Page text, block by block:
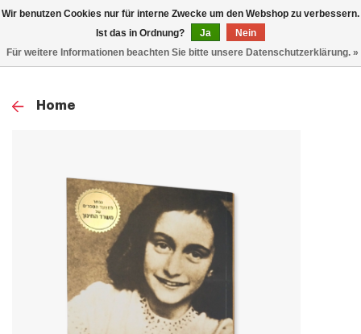
0
Home
Wir benutzen Cookies nur für interne Zwecke um den Webshop zu verbessern.
Ist das in Ordnung?
Ja
Nein
Für weitere Informationen beachten Sie bitte unsere Datenschutzerklärung. »